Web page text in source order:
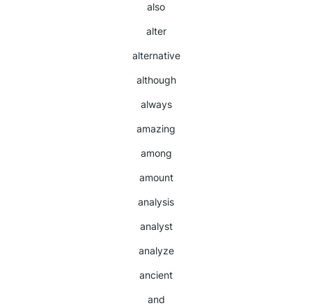
also
alter
alternative
although
always
amazing
among
amount
analysis
analyst
analyze
ancient
and